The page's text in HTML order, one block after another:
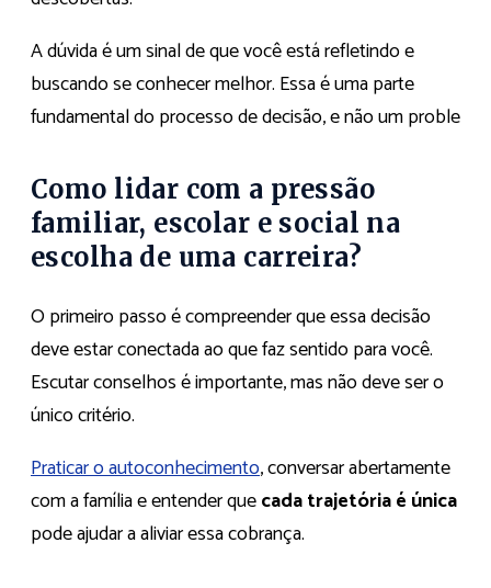
A dúvida é um sinal de que você está refletindo e
buscando se conhecer melhor. Essa é uma parte
fundamental do processo de decisão, e não um proble
Como lidar com a pressão
familiar, escolar e social na
escolha de uma carreira?
O primeiro passo é compreender que essa decisão
deve estar conectada ao que faz sentido para você.
Escutar conselhos é importante, mas não deve ser o
único critério.
Praticar o autoconhecimento, conversar abertamente
com a família e entender quecada trajetória é única
pode ajudar a aliviar essa cobrança.